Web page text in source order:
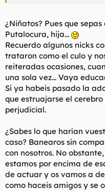
¿Niñatos? Pues que
Putalocura, hija...
Recuerdo algunos nicks
trataron como el culo y
reiteradas ocasiones,
una sola vez... Vaya
Si ya habeis pasado la
que estruajarse el
perjudicial.
¿Sabes lo que harían
caso? Banearos sin
con nosotros. No
estamos por encima de
de actuar y os vamos a
como haceis amigos y se